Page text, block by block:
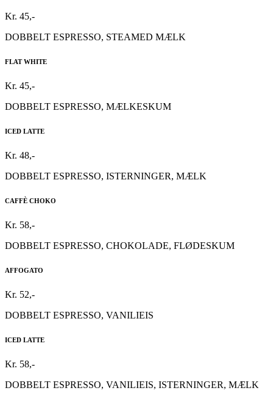
Kr. 45,-
DOBBELT ESPRESSO, STEAMED MÆLK
FLAT WHITE
Kr. 45,-
DOBBELT ESPRESSO, MÆLKESKUM
ICED LATTE
Kr. 48,-
DOBBELT ESPRESSO, ISTERNINGER, MÆLK
CAFFÈ CHOKO
Kr. 58,-
DOBBELT ESPRESSO, CHOKOLADE, FLØDESKUM
AFFOGATO
Kr. 52,-
DOBBELT ESPRESSO, VANILIEIS
ICED LATTE
Kr. 58,-
DOBBELT ESPRESSO, VANILIEIS, ISTERNINGER, MÆLK